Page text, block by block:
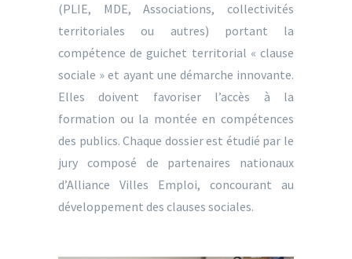
(PLIE, MDE, Associations, collectivités
territoriales ou autres) portant la
compétence de guichet territorial « clause
sociale » et ayant une démarche innovante.
Elles doivent favoriser l’accès à la
formation ou la montée en compétences
des publics. Chaque dossier est étudié par le
jury composé de partenaires nationaux
d’Alliance Villes Emploi, concourant au
développement des clauses sociales.